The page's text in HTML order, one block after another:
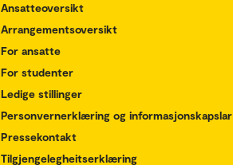
Ansatteoversikt
Arrangementsoversikt
For ansatte
For studenter
Ledige stillinger
Personvernerklæring og informasjonskapslar
Pressekontakt
Tilgjengelegheitserklæring